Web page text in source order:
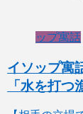
ップ寓話
イソップ
「水を打つ